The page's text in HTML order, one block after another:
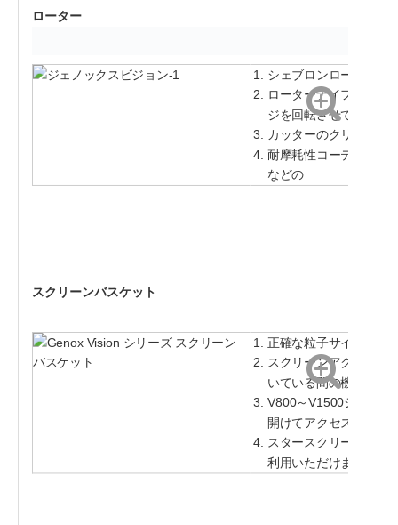
ローター
シェブロンローター設
ローターナイフは特殊
ジを回転させて使用で
カッターのクリアラン
耐摩耗性コーティン
などの
スクリーンバスケット
正確な粒子サイズ制御
スクリーンアクセスド
いている間の機械の動
V800～V1500シリーズ
開けてアクセスできま
スタースクリーンは、
利用いただけます。